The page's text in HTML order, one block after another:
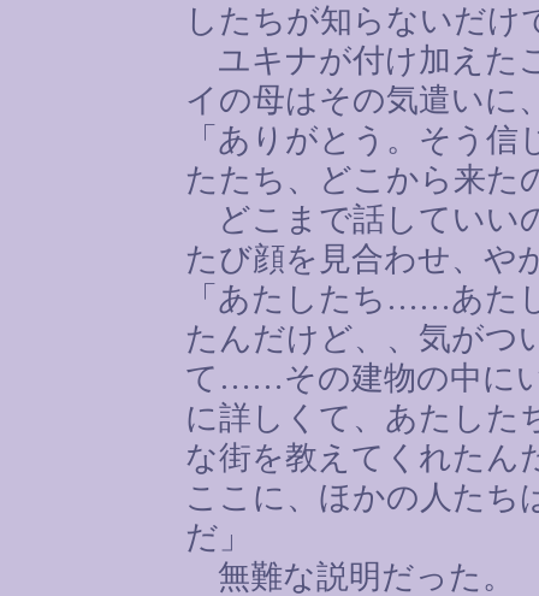
したちが知らないだけ
ユキナが付け加えた
イの母はその気遣いに
「ありがとう。そう
たたち、どこから来た
どこまで話していい
たび顔を見合わせ、や
「あたしたち ……あた
たんだけど、、気がつ
て ……その建物の中に
に詳しくて、あたした
な街を教えてくれたん
ここに、ほかの人たち
だ」
無難な説明だった。